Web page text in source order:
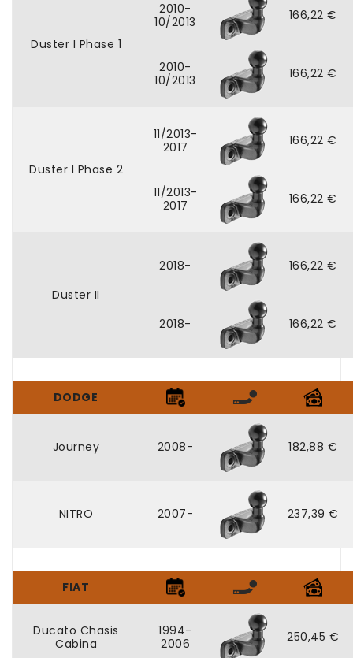
Duster I Phase 1
2010-
10/2013
2010-
10/2013
166,22 €
166,22 €
Duster I Phase 2
11/2013-
2017
11/2013-
2017
166,22 €
166,22 €
Duster II
2018-
2018-
166,22 €
166,22 €
DODGE
Journey 2008- 182,88 €
NITRO 2007- 237,39 €
FIAT
Ducato Chasis
Cabina
1994-
2006
250,45 €